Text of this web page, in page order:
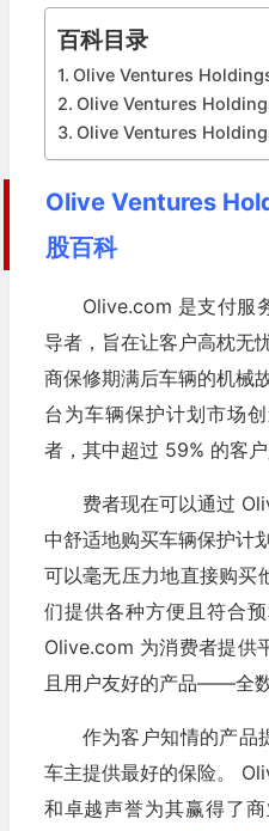
百科目录
Olive Ventures
Olive Ventures
Olive Ventures
Olive Ventures
股百科
Olive.com 是支付服
导者，旨在让客户高枕无
商保修期满后车辆的机械
台为车辆保护计划市场
者，其中超过 59% 的客户
费者现在可以通过
中舒适地购买车辆保护计
可以毫无压力地直接购买
们提供各种方便且符合
Olive.com 为消费者提供
且用户友好的产品——全数
作为客户知情的产品
车主提供最好的保险。
和卓越声誉为其赢得了